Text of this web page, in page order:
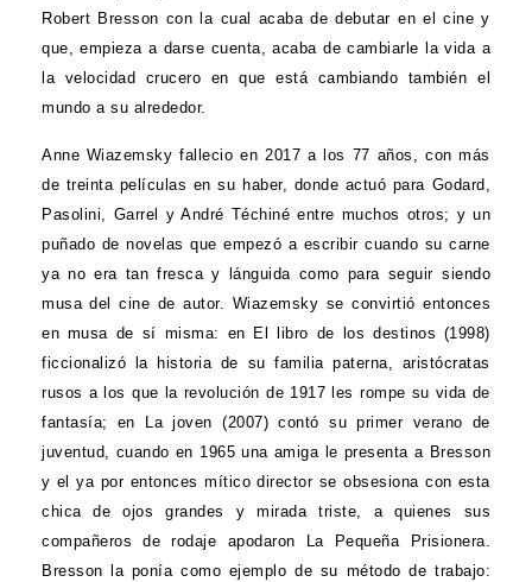
Robert Bresson con la cual acaba de debutar en el cine y
que, empieza a darse cuenta, acaba de cambiarle la vida a
la velocidad crucero en que está cambiando también el
mundo a su alrededor.
Anne Wiazemsky fallecio en 2017 a los 77 años, con más
de treinta películas en su haber, donde actuó para Godard,
Pasolini, Garrel y André Téchiné entre muchos otros; y un
puñado de novelas que empezó a escribir cuando su carne
ya no era tan fresca y lánguida como para seguir siendo
musa del cine de autor. Wiazemsky se convirtió entonces
en musa de sí misma: en El libro de los destinos (1998)
ficcionalizó la historia de su familia paterna, aristócratas
rusos a los que la revolución de 1917 les rompe su vida de
fantasía; en La joven (2007) contó su primer verano de
juventud, cuando en 1965 una amiga le presenta a Bresson
y el ya por entonces mítico director se obsesiona con esta
chica de ojos grandes y mirada triste, a quienes sus
compañeros de rodaje apodaron La Pequeña Prisionera.
Bresson la ponía como ejemplo de su método de trabajo: